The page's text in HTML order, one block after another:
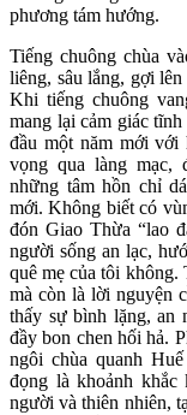
phương tám hướng.
Tiếng chuông chùa
liêng, sâu lắng, gợi
Khi tiếng chuông
mang lại cảm giác
đầu một năm mới với
vọng qua làng
những tâm hồn chỉ
mới. Không biết có
đón Giao Thừa “lao
người sống an lạc,
quê mẹ của tôi không.
mà còn là lời nguyện
thấy sự bình lặng, an
đầy bon chen hối hả.
ngôi chùa quanh
đọng là khoảnh
người và thiên nhiên,